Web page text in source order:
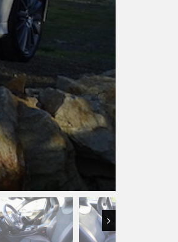
Next